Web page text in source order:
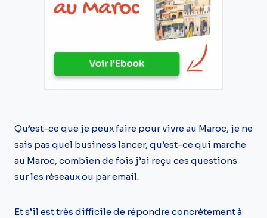
Qu’est-ce que je peux faire pour vivre au Maroc, je ne
sais pas quel business lancer, qu’est-ce qui marche
au Maroc, combien de fois j’ai reçu ces questions
sur les réseaux ou par email.
Et s’il est très difficile de répondre concrètement à